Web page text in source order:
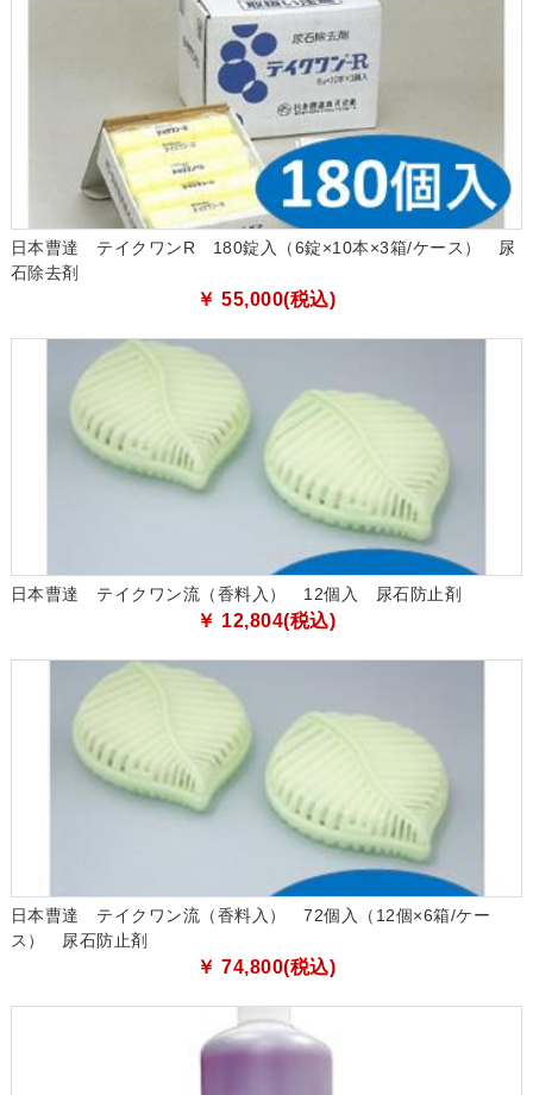
日本曹達 テイクワンR 180錠入（6錠×10本×3箱/ケース） 尿
石除去剤
￥ 55,000(税込)
日本曹達 テイクワン流（香料入） 12個入 尿石防止剤
￥ 12,804(税込)
日本曹達 テイクワン流（香料入） 72個入（12個×6箱/ケー
ス） 尿石防止剤
￥ 74,800(税込)